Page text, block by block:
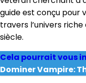
guide est conçu pour
travers l’univers
siècle.
Cela pourrait vous
Dominer Vampire: